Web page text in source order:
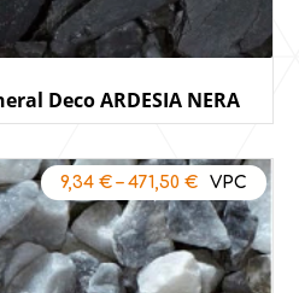
Deco ARDESIA NERA
9,34 €– 471,50 €